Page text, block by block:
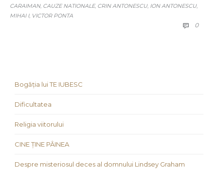
CARAIMAN, CAUZE NATIONALE, CRIN ANTONESCU, ION ANTONESCU,
MIHAI I, VICTOR PONTA
 0
Bogăția lui TE IUBESC
Dificultatea
Religia viitorului
CINE ȚINE PÂINEA
Despre misteriosul deces al domnului Lindsey Graham